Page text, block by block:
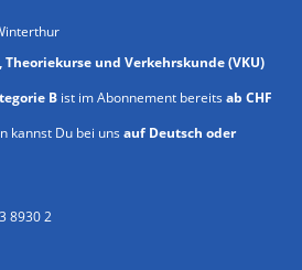
und Verkehrskunde (VKU)
B ist im Abonnement bereitsab CHF
kannst Du bei unsauf Deutsch oder
8930 2